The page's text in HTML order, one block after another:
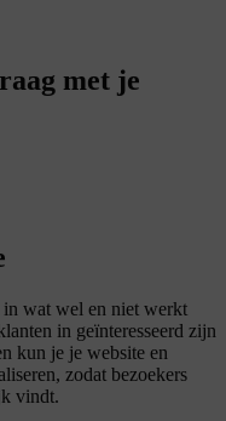
met je
in wat wel en niet werkt
in geïnteresseerd zijn
kun je je website en
zodat bezoekers
vindt.